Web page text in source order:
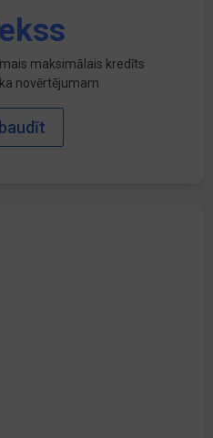
maksimālais kredīts
novērtējumam